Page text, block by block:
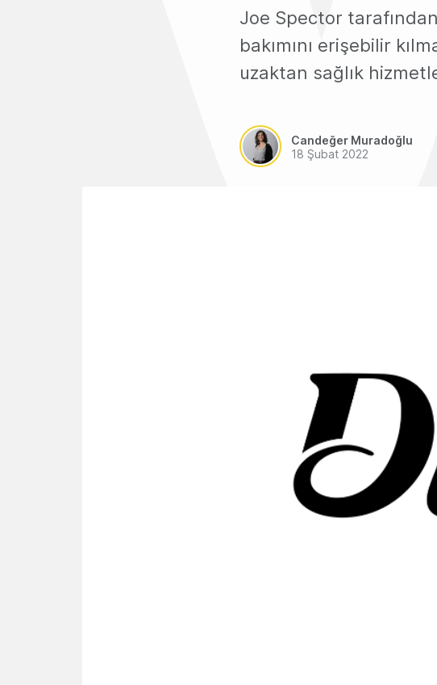
Joe Spector
bakımını erişebilir
uzaktan sağlık
Candeğer Muradoğlu
18 Şubat 2022